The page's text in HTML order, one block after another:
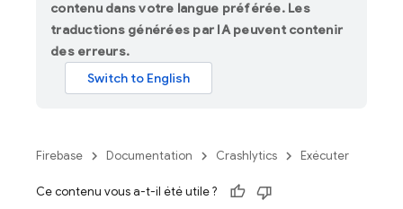
contenu dans votre langue préférée. Les
traductions générées par IA peuvent contenir
des erreurs.
Firebase Documentation Crashlytics Exécuter
Ce contenu vous a-t-il été utile ?